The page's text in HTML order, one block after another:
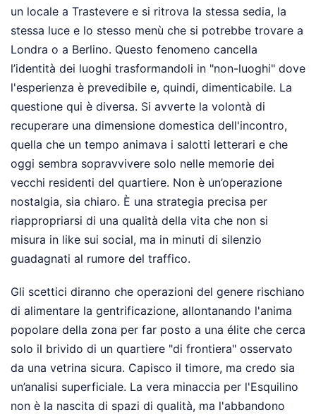
un locale a Trastevere e si ritrova la stessa sedia, la
stessa luce e lo stesso menù che si potrebbe trovare a
Londra o a Berlino. Questo fenomeno cancella
l’identità dei luoghi trasformandoli in "non-luoghi" dove
l'esperienza è prevedibile e, quindi, dimenticabile. La
questione qui è diversa. Si avverte la volontà di
recuperare una dimensione domestica dell'incontro,
quella che un tempo animava i salotti letterari e che
oggi sembra sopravvivere solo nelle memorie dei
vecchi residenti del quartiere. Non è un’operazione
nostalgia, sia chiaro. È una strategia precisa per
riappropriarsi di una qualità della vita che non si
misura in like sui social, ma in minuti di silenzio
guadagnati al rumore del traffico.
Gli scettici diranno che operazioni del genere rischiano
di alimentare la gentrificazione, allontanando l'anima
popolare della zona per far posto a una élite che cerca
solo il brivido di un quartiere "di frontiera" osservato
da una vetrina sicura. Capisco il timore, ma credo sia
un’analisi superficiale. La vera minaccia per l'Esquilino
non è la nascita di spazi di qualità, ma l'abbandono